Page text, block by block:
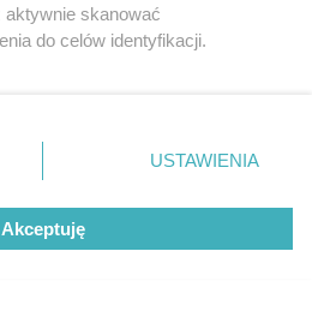
Murator
„
Dom energooszczędny”,
związane z budową domu,
skanować
do celów identyfikacji.
przycisk ustawień prywatności
rogu strony
nie wymagają zgody
sprzeciwić się takiemu
będą miały zastosowanie tylko
USTAWIENIA
Akceptuję